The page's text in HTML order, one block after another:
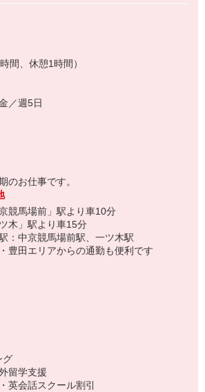
間、休憩1時間）
／週5日
のお仕事です。
競馬場前」駅より車10分
木」駅より車15分
：中京競馬場前駅、一ツ木駅
豊田エリアからの通勤も便利です
グ
留学支援
英会話スクール割引